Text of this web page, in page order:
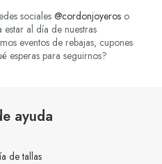
sociales @cordonjoyeros o
estar al día de nuestras
eventos de rebajas, cupones
esperas para seguirnos?
ayuda
de tallas